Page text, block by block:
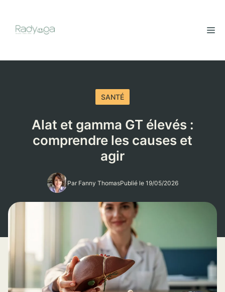
contenu
SANTÉ
Alat et gamma GT élevés :
comprendre les causes et
agir
Par Fanny ThomasPublié le 19/05/2026